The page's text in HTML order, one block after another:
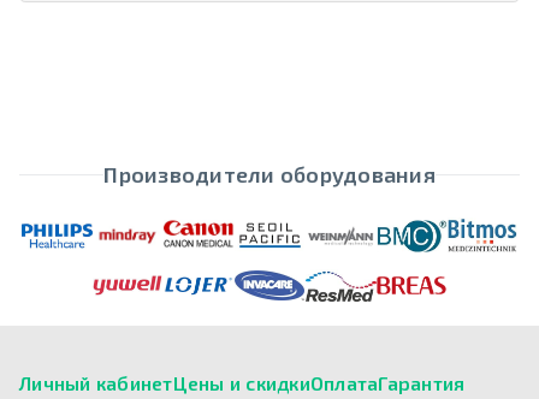
Производители оборудования
Личный кабинетЦены и скидкиОплатаГарантия